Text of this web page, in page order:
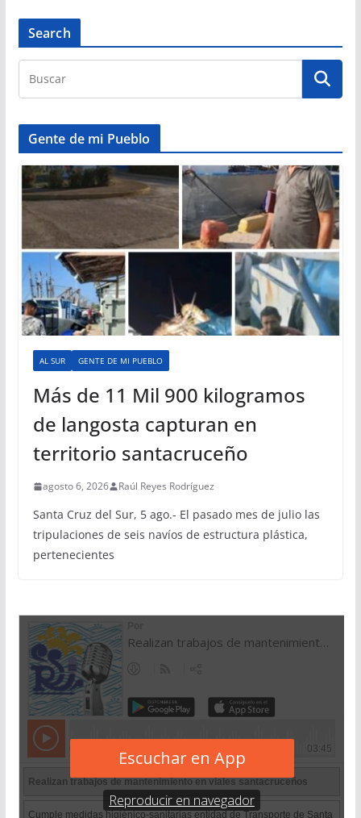
Search
Gente de mi Pueblo
AL SUR GENTE DE MI PUEBLO
Más de 11 Mil 900 kilogramos
de langosta capturan en
territorio santacruceño
agosto 6, 2026 Raúl Reyes Rodríguez
Santa Cruz del Sur, 5 ago.- El pasado mes de julio las
tripulaciones de seis navíos de estructura plástica,
pertenecientes